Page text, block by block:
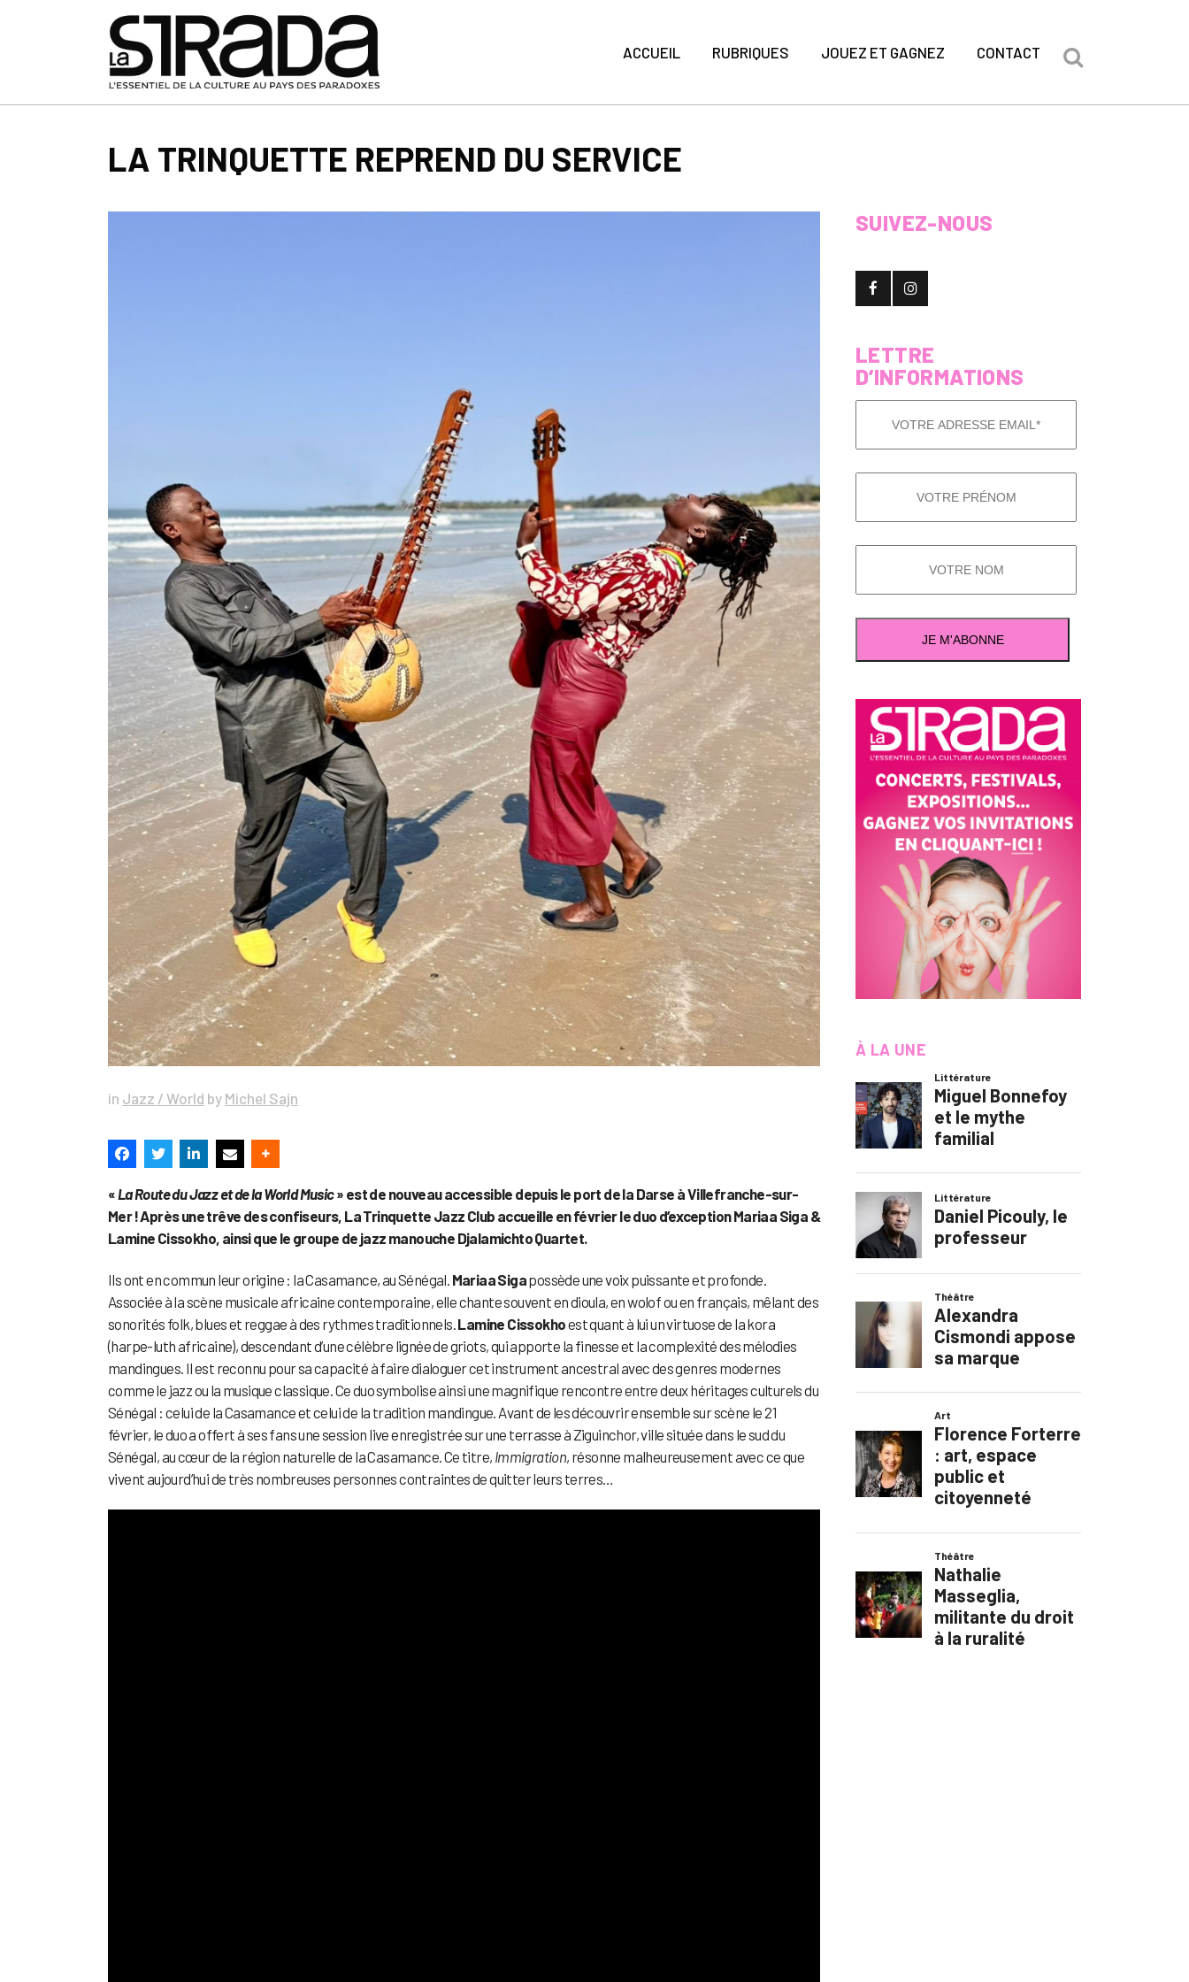
ACCUEIL RUBRIQUES JOUEZ ET GAGNEZ CONTACT
LA TRINQUETTE REPREND DU SERVICE
in Jazz / World by Michel Sajn
«La Route du Jazz et de la World Music» est de nouveau accessible depuis le port de la Darse à Villefranche-sur-
Mer ! Après une trêve des confiseurs, La Trinquette Jazz Club accueille en février le duo d’exception Mariaa Siga &
Lamine Cissokho, ainsi que le groupe de jazz manouche Djalamichto Quartet.
Ils ont en commun leur origine : la Casamance, au Sénégal. Mariaa Sigapossède une voix puissante et profonde.
Associée à la scène musicale africaine contemporaine, elle chante souvent en dioula, en wolof ou en français, mêlant des
sonorités folk, blues et reggae à des rythmes traditionnels.Lamine Cissokhoest quant à lui un virtuose de la kora
(harpe-luth africaine), descendant d’une célèbre lignée de griots, qui apporte la finesse et la complexité des mélodies
mandingues. Il est reconnu pour sa capacité à faire dialoguer cet instrument ancestral avec des genres modernes
comme le jazz ou la musique classique. Ce duo symbolise ainsi une magnifique rencontre entre deux héritages culturels du
Sénégal : celui de la Casamance et celui de la tradition mandingue. Avant de les découvrir ensemble sur scène le 21
février, le duo a offert à ses fans une session live enregistrée sur une terrasse à Ziguinchor, ville située dans le sud du
Sénégal, au cœur de la région naturelle de la Casamance. Ce titre, Immigration, résonne malheureusement avec ce que
vivent aujourd’hui de très nombreuses personnes contraintes de quitter leurs terres…
SUIVEZ-NOUS
LETTRE
D’INFORMATIONS
À LA UNE